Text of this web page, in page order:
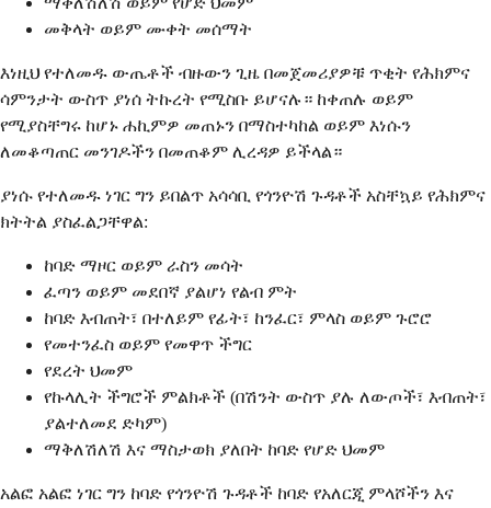
መቅላት ወይም ሙቀት መሰማት
እነዚህ የተለመዱ ውጤቶች ብዙውን ጊዜ በመጀመሪያዎቹ ጥቂት የሕክምና
ሳምንታት ውስጥ ያነሰ ትኩረት የሚስቡ ይሆናሉ። ከቀጠሉ ወይም
የሚያስቸግሩ ከሆኑ ሐኪምዎ መጠኑን በማስተካከል ወይም እነሱን
ለመቆጣጠር መንገዶችን በመጠቆም ሊረዳዎ ይችላል።
ያነሱ የተለመዱ ነገር ግን ይበልጥ አሳሳቢ የጎንዮሽ ጉዳቶች አስቸኳይ የሕክምና
ክትትል ያስፈልጋቸዋል:
ከባድ ማዞር ወይም ራስን መሳት
ፈጣን ወይም መደበኛ ያልሆነ የልብ ምት
ከባድ እብጠት፣ በተለይም የፊት፣ ከንፈር፣ ምላስ ወይም ጉሮሮ
የመተንፈስ ወይም የመዋጥ ችግር
የደረት ህመም
የኩላሊት ችግሮች ምልክቶች (በሽንት ውስጥ ያሉ ለውጦች፣ እብጠት፣
ያልተለመደ ድካም)
ማቅለሽለሽ እና ማስታወክ ያለበት ከባድ የሆድ ህመም
አልፎ አልፎ ነገር ግን ከባድ የጎንዮሽ ጉዳቶች ከባድ የአለርጂ ምላሾችን እና